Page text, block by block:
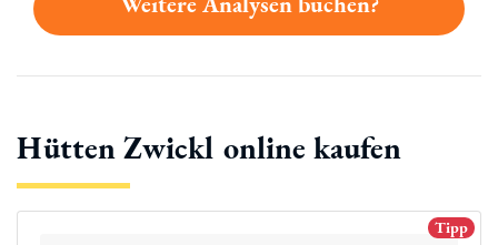
Hütten Zwickl online kaufen
Tipp